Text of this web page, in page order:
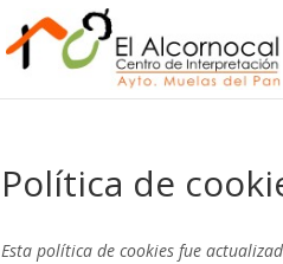
Política de
Esta política de cookies fue